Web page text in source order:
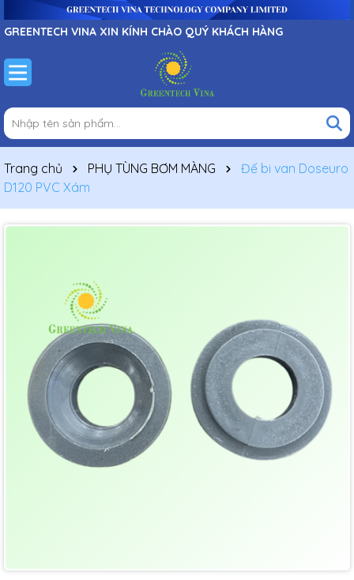
GREENTECH VINA XIN KÍNH CHÀO QUÝ KHÁCH HÀNG
Trang chủ PHỤ TÙNG BƠM MÀNG
Đế bi van Doseuro
D120 PVC Xám